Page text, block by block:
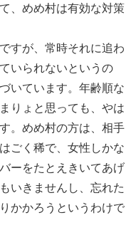
、めめ村は有効な対策
すが、常時それに追わ
いられないというの
いています。年齢順な
りょと思っても、やは
。めめ村の方は、相手
ごく稀で、女性しかな
ーをたとえきいてあげ
いきませんし、忘れた
かかろうというわけで